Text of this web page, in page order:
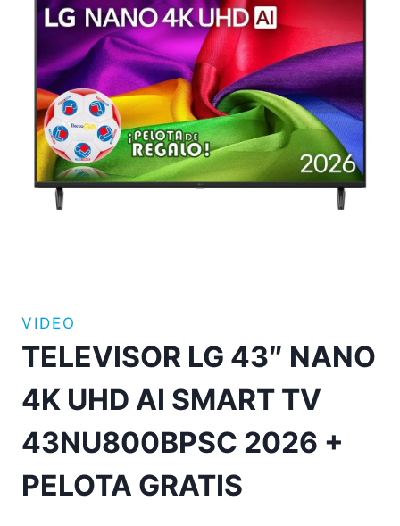
VIDEO
TELEVISOR LG 43″ NANO
4K UHD AI SMART TV
43NU800BPSC 2026 +
PELOTA GRATIS